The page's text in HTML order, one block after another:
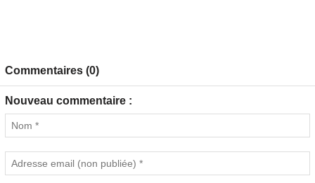
Commentaires (0)
Nouveau commentaire :